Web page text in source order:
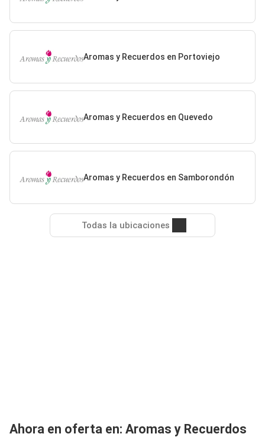
Aromas y Recuerdos en Portoviejo
Aromas y Recuerdos en Quevedo
Aromas y Recuerdos en Samborondón
Todas la ubicaciones
Ahora en oferta en: Aromas y Recuerdos